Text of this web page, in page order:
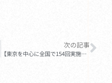
次の記事
【東京を中心に全国で154回実施！】2024年アイディアティプス企業訪問・出前授業実績レポート